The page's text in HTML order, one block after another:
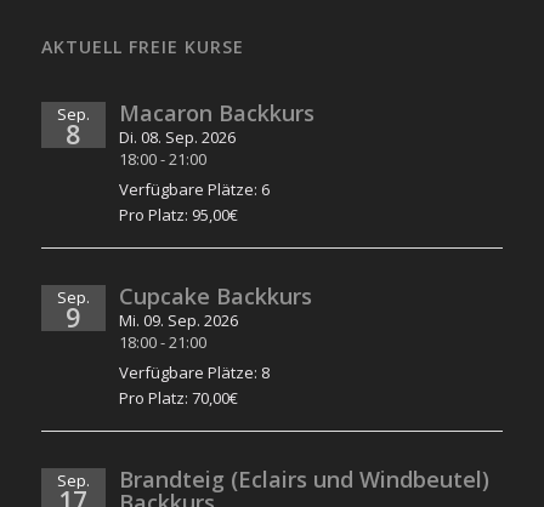
AKTUELL FREIE KURSE
Sep.
8
Macaron Backkurs
Di. 08. Sep. 2026
18:00-21:00
Verfügbare Plätze: 6
Pro Platz: 95,00€
Sep.
9
Cupcake Backkurs
Mi. 09. Sep. 2026
18:00-21:00
Verfügbare Plätze: 8
Pro Platz: 70,00€
Sep. Brandteig (Eclairs und Windbeutel)